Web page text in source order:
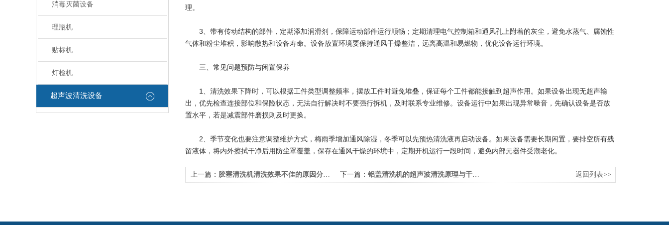
消毒灭菌设备
理瓶机
贴标机
灯检机
超声波清洗设备
理。
3、带有传动结构的部件，定期添加润滑剂，保障运动部件运行顺畅；定期清理电气控制箱和通风孔上附着的灰尘，避免水蒸气、腐蚀性
气体和粉尘堆积，影响散热和设备寿命。设备放置环境要保持通风干燥整洁，远离高温和易燃物，优化设备运行环境。
三、常见问题预防与闲置保养
1、清洗效果下降时，可以根据工件类型调整频率，摆放工件时避免堆叠，保证每个工件都能接触到超声作用。如果设备出现无超声输
出，优先检查连接部位和保险状态，无法自行解决时不要强行拆机，及时联系专业维修。设备运行中如果出现异常噪音，先确认设备是否放
置水平，若是减震部件磨损则及时更换。
2、季节变化也要注意调整维护方式，梅雨季增加通风除湿，冬季可以先预热清洗液再启动设备。如果设备需要长期闲置，要排空所有残
留液体，将内外擦拭干净后用防尘罩覆盖，保存在通风干燥的环境中，定期开机运行一段时间，避免内部元器件受潮老化。
上一篇： 胶塞清洗机清洗效果不佳的原因分析与解决对策 下一篇： 铝盖清洗机的超声波清洗原理与干燥程序优化 返回列表>>